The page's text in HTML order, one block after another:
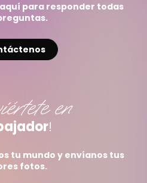
para responder todas
en
!
tu mundo y envíanos tus
fotos.